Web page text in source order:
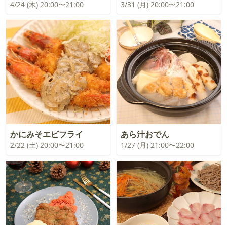
4/24 (木) 20:00〜21:00 3/31 (月) 20:00〜21:00
かにみそエビフライ
2/22 (土) 20:00〜21:00
あら汁おでん
1/27 (月) 21:00〜22:00